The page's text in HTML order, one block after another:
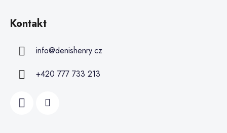
Kontakt
info@denishenry.cz
+420 777 733 213